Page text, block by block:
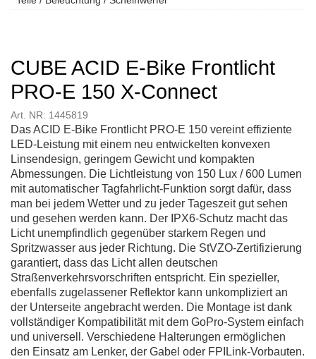
CUBE ACID E-Bike Frontlicht
PRO-E 150 X-Connect
Art. NR: 1445819
Das ACID E-Bike Frontlicht PRO-E 150 vereint effiziente
LED-Leistung mit einem neu entwickelten konvexen
Linsendesign, geringem Gewicht und kompakten
Abmessungen. Die Lichtleistung von 150 Lux / 600 Lumen
mit automatischer Tagfahrlicht-Funktion sorgt dafür, dass
man bei jedem Wetter und zu jeder Tageszeit gut sehen
und gesehen werden kann. Der IPX6-Schutz macht das
Licht unempfindlich gegenüber starkem Regen und
Spritzwasser aus jeder Richtung. Die StVZO-Zertifizierung
garantiert, dass das Licht allen deutschen
Straßenverkehrsvorschriften entspricht. Ein spezieller,
ebenfalls zugelassener Reflektor kann unkompliziert an
der Unterseite angebracht werden. Die Montage ist dank
vollständiger Kompatibilität mit dem GoPro-System einfach
und universell. Verschiedene Halterungen ermöglichen
den Einsatz am Lenker, der Gabel oder FPILink-Vorbauten.